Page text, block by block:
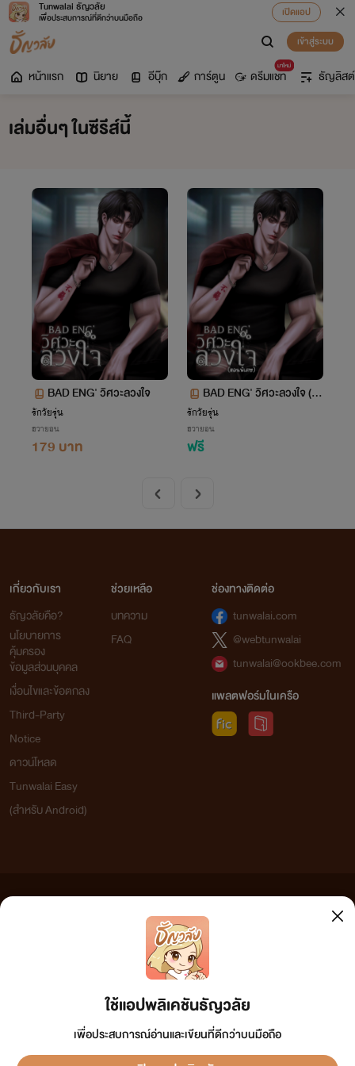
Tunwalai ธัญวลัย
เพื่อประสบการณ์ที่ดีกว่าบนมือถือ
เปิดแอป
เข้าสู่ระบบ
หน้าแรก นิยาย อีบุ๊ก การ์ตูน
มาใหม่
ดรีมแชท ธัญลิสต์
เล่มอื่นๆ ในซีรีส์นี้
BAD ENG' วิศวะลวงใจ
รักวัยรุ่น
ฮวายอน
179 บาท
BAD ENG' วิศวะลวงใจ (ต
อนพิเศษ)
รักวัยรุ่น
ฮวายอน
ฟรี
ใช้แอปพลิเคชันธัญวลัย
เพื่อประสบการณ์อ่านและเขียนที่ดีกว่าบนมือถือ
เกี่ยวกับเรา
ธัญวลัยคือ?
นโยบายการ
คุ้มครอง
ข้อมูลส่วนบุคคล
เงื่อนไขและข้อตกลง
Third-Party
Notice
ดาวน์โหลด
Tunwalai Easy
(สำหรับ Android)
ช่วยเหลือ
บทความ
FAQ
ช่องทางติดต่อ
tunwalai.com
@webtunwalai
tunwalai@ookbee.com
แพลตฟอร์มในเครือ
เว็บไซต์แห่งนี้ไม่ได้เห็นด้วยและไม่ขอรับผิดชอบต่อข้อความใดๆ ทั้งสิ้น ดังนั้นผู้อ่านทุกท่านโปรดใช้
วิจารณญาณในการกลั่นกรองด้วยตนเอง และหากท่านพบข้อความใดๆ ที่ขัดต่อกฎหมายและศีลธรรม
กรุณาแจ้งมาที่ tunwalai@ookbee.com เพื่อทีมงานจะได้ดำเนินการในทันที ทั้งนี้ ทางเว็บไซต์ขอสงวน
ลิขสิทธิ์ตามพระราชบัญญัติลิขสิทธิ์ (ฉบับเพิ่มเติม) พ.ศ.2558